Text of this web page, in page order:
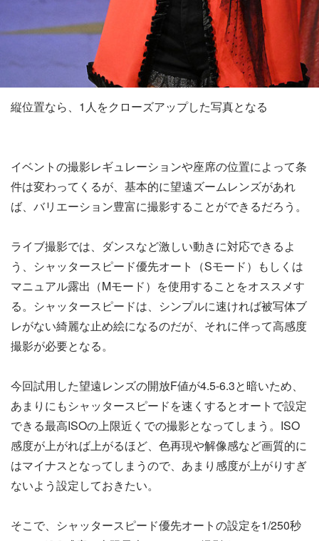
縦位置なら、1人をクローズアップした写真となる
イベントの撮影レギュレーションや座席の位置によって条
件は変わってくるが、基本的に望遠ズームレンズがあれ
ば、バリエーション豊富に撮影することができるだろう。
ライブ撮影では、ダンスなど激しい動きに対応できるよ
う、シャッタースピード優先オート（Sモード）もしくは
マニュアル露出（Mモード）を使用することをオススメす
る。シャッタースピードは、シンプルに速ければ被写体ブ
レがない綺麗な止め絵になるのだが、それに伴って高感度
撮影が必要となる。
今回試用した望遠レンズの開放F値が4.5-6.3と暗いため、
あまりにもシャッタースピードを速くするとオートで設定
できる最高ISOの上限近くでの撮影となってしまう。ISO
感度が上がれば上がるほど、色再現や解像感など画質的に
はマイナスとなってしまうので、あまり感度が上がりすぎ
ないよう設定しておきたい。
そこで、シャッタースピード優先オートの設定を1/250秒